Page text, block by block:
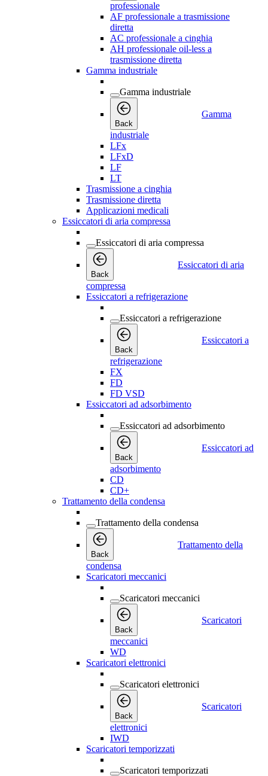
professionale
AF professionale a trasmissione
diretta
AC professionale a cinghia
AH professionale oil-less a
trasmissione diretta
Gamma industriale
Gamma industriale
Back
Gamma
industriale
LFx
LFxD
LF
LT
Trasmissione a cinghia
Trasmissione diretta
Applicazioni medicali
Essiccatori di aria compressa
Essiccatori di aria compressa
Back
Essiccatori di aria
compressa
Essiccatori a refrigerazione
Essiccatori a refrigerazione
Back
Essiccatori a
refrigerazione
FX
FD
FD VSD
Essiccatori ad adsorbimento
Essiccatori ad adsorbimento
Back
Essiccatori ad
adsorbimento
CD
CD+
Trattamento della condensa
Trattamento della condensa
Back
Trattamento della
condensa
Scaricatori meccanici
Scaricatori meccanici
Back
Scaricatori
meccanici
WD
Scaricatori elettronici
Scaricatori elettronici
Back
Scaricatori
elettronici
IWD
Scaricatori temporizzati
Scaricatori temporizzati